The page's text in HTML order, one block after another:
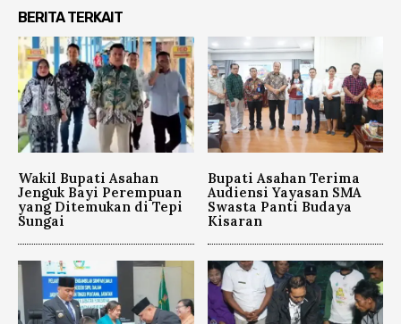
BERITA TERKAIT
Wakil Bupati Asahan
Jenguk Bayi Perempuan
yang Ditemukan di Tepi
Sungai
Bupati Asahan Terima
Audiensi Yayasan SMA
Swasta Panti Budaya
Kisaran